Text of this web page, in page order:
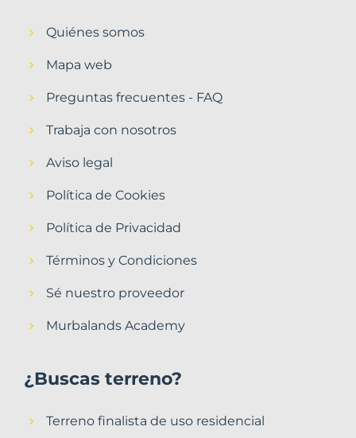
Quiénes somos
Mapa web
Preguntas frecuentes - FAQ
Trabaja con nosotros
Aviso legal
Política de Cookies
Política de Privacidad
Términos y Condiciones
Sé nuestro proveedor
Murbalands Academy
¿Buscas terreno?
Terreno finalista de uso residencial